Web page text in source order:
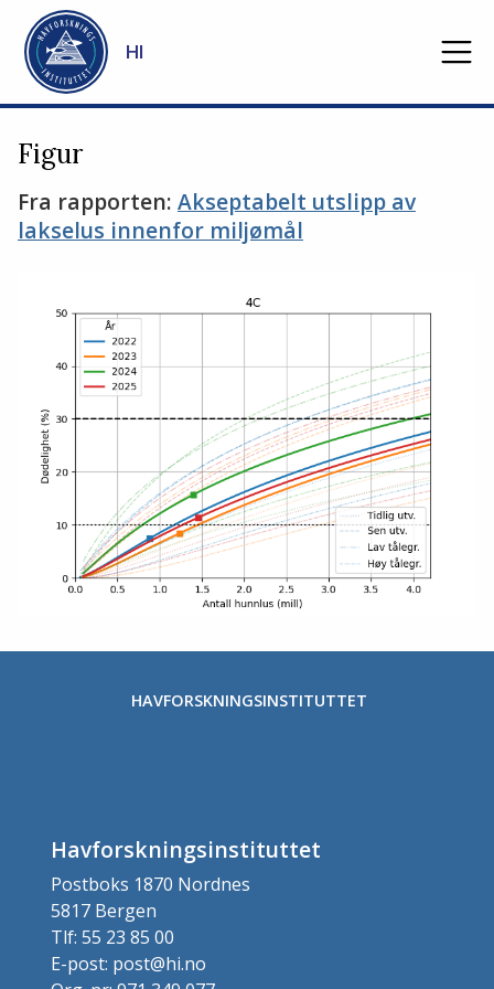
Gå til hovedinnhold
HI
Figur
Fra rapporten: Akseptabelt utslipp av
lakselus innenfor miljømål
HAVFORSKNINGSINSTITUTTET
Havforskningsinstituttet
Postboks 1870 Nordnes
5817 Bergen
Tlf: 55 23 85 00
E-post: post@hi.no